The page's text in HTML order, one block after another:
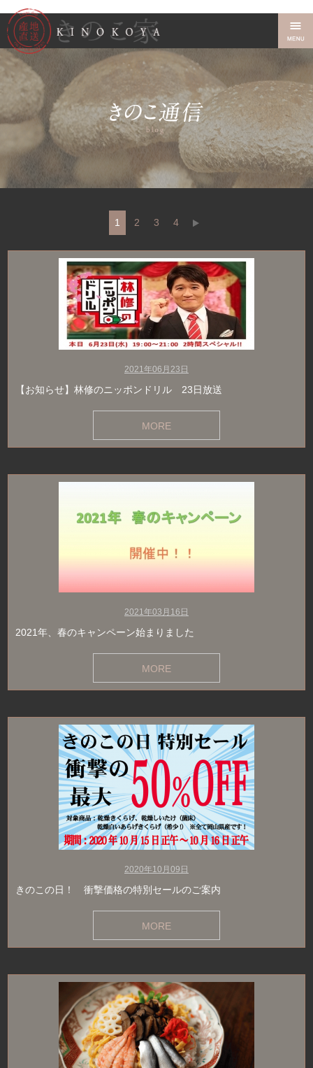
1 2 3 4
2021年06月23日
【お知らせ】林修のニッポンドリル 23日放送
MORE
2021年03月16日
2021年、春のキャンペーン始まりました
MORE
2020年10月09日
きのこの日！ 衝撃価格の特別セールのご案内
MORE